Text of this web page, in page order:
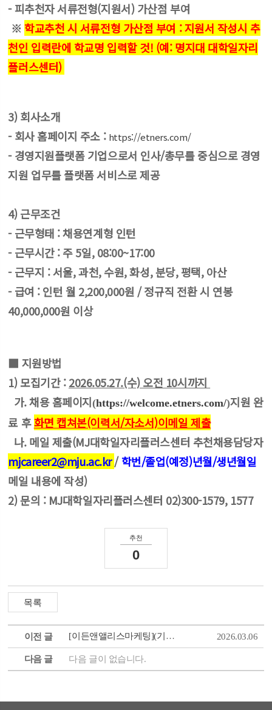
- 피추천자 서류전형(지원서) 가산점 부여
※ 학교추천 시 서류전형 가산점 부여 : 지원서 작성시 추
천인 입력란에 학교명 입력할 것! (예: 명지대 대학일자리
플러스센터)
3) 회사소개
- 회사 홈페이지 주소 : https://etners.com/
- 경영지원플랫폼 기업으로서 인사/총무를 중심으로 경영
지원 업무를 플랫폼 서비스로 제공
4) 근무조건
- 근무형태 : 채용연계형 인턴
- 근무시간 : 주 5일, 08:00~17:00
- 근무지 : 서울, 과천, 수원, 화성, 분당, 평택, 아산
- 급여 : 인턴 월 2,200,000원 / 정규직 전환 시 연봉
40,000,000원 이상
■ 지원방법
1)모집기간 :2026.05.27.(수) 오전 10시까지
가. 채용 홈페이지(https://welcome.etners.com/)지원 완
료 후화면 캡쳐본(이력서/자소서)이메일 제출
나. 메일 제출(MJ대학일자리플러스센터 추천채용담당자
mjcareer2@mju.ac.kr/학번/졸업(예정)년월/생년월일
메일 내용에 작성)
2) 문의 : MJ대학일자리플러스센터 02)300-1579, 1577
추천
0
이전 글 [이든앤앨리스마케팅](기간연장) 2026년 마케팅/디지털/경영기획 신입 공채 인재 추천... 2026.03.06
다음 글 다음 글이 없습니다.